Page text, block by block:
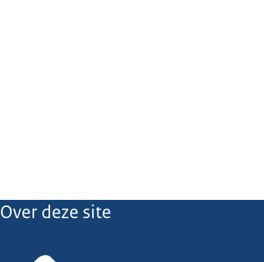
Over deze site